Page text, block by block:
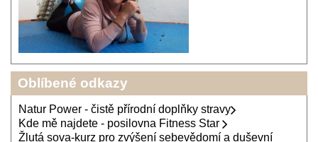
Oblíbené odkazy
Natur Power - čistě přírodní doplňky stravy
Kde mě najdete - posilovna Fitness Star
Žlutá sova-kurz pro zvýšení sebevědomí a duševní